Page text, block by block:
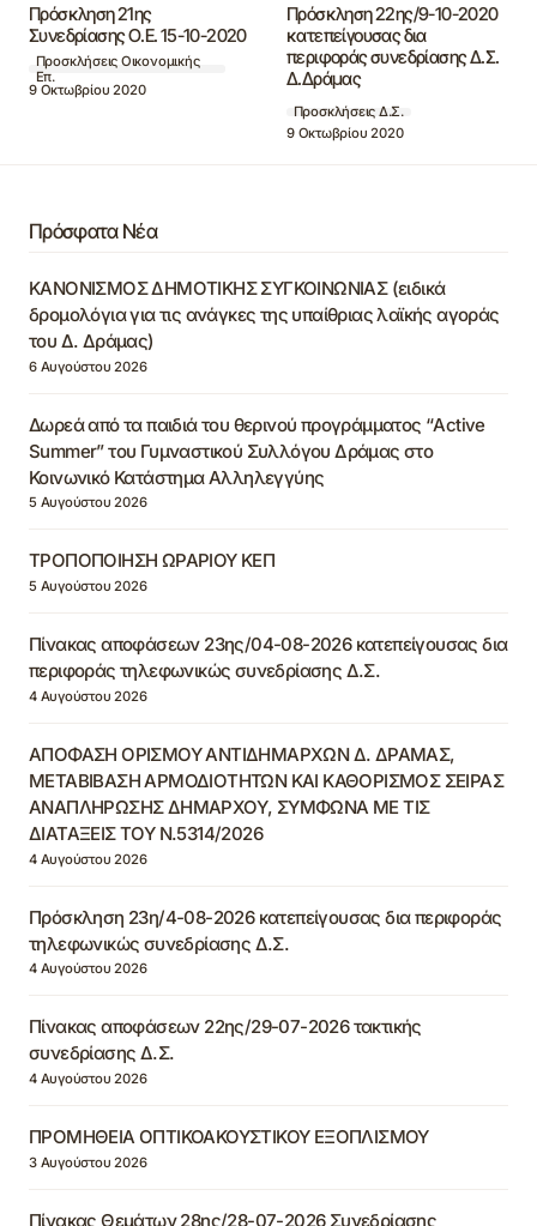
Πρόσκληση 21ης
Συνεδρίασης Ο.Ε. 15-10-2020
Προσκλήσεις Οικονομικής
Επ.
9 Οκτωβρίου 2020
Πρόσκληση 22ης/9-10-2020
κατεπείγουσας δια
περιφοράς συνεδρίασης Δ.Σ.
Δ.Δράμας
Προσκλήσεις Δ.Σ.
9 Οκτωβρίου 2020
Πρόσφατα Νέα
ΚΑΝΟΝΙΣΜΟΣ ΔΗΜΟΤΙΚΗΣ ΣΥΓΚΟΙΝΩΝΙΑΣ (ειδικά
δρομολόγια για τις ανάγκες της υπαίθριας λαϊκής αγοράς
του Δ. Δράμας)
6 Αυγούστου 2026
Δωρεά από τα παιδιά του θερινού προγράμματος “Active
Summer” του Γυμναστικού Συλλόγου Δράμας στο
Κοινωνικό Κατάστημα Αλληλεγγύης
5 Αυγούστου 2026
ΤΡΟΠΟΠΟΙΗΣΗ ΩΡΑΡΙΟΥ ΚΕΠ
5 Αυγούστου 2026
Πίνακας αποφάσεων 23ης/04-08-2026 κατεπείγουσας δια
περιφοράς τηλεφωνικώς συνεδρίασης Δ.Σ.
4 Αυγούστου 2026
ΑΠΟΦΑΣΗ ΟΡΙΣΜΟΥ ΑΝΤΙΔΗΜΑΡΧΩΝ Δ. ΔΡΑΜΑΣ,
ΜΕΤΑΒΙΒΑΣΗ ΑΡΜΟΔΙΟΤΗΤΩΝ ΚΑΙ ΚΑΘΟΡΙΣΜΟΣ ΣΕΙΡΑΣ
ΑΝΑΠΛΗΡΩΣΗΣ ΔΗΜΑΡΧΟΥ, ΣΥΜΦΩΝΑ ΜΕ ΤΙΣ
ΔΙΑΤΑΞΕΙΣ ΤΟΥ Ν.5314/2026
4 Αυγούστου 2026
Πρόσκληση 23η/4-08-2026 κατεπείγουσας δια περιφοράς
τηλεφωνικώς συνεδρίασης Δ.Σ.
4 Αυγούστου 2026
Πίνακας αποφάσεων 22ης/29-07-2026 τακτικής
συνεδρίασης Δ.Σ.
4 Αυγούστου 2026
ΠΡΟΜΗΘΕΙΑ ΟΠΤΙΚΟΑΚΟΥΣΤΙΚΟΥ ΕΞΟΠΛΙΣΜΟΥ
3 Αυγούστου 2026
Πίνακας Θεμάτων 28ης/28-07-2026 Συνεδρίασης